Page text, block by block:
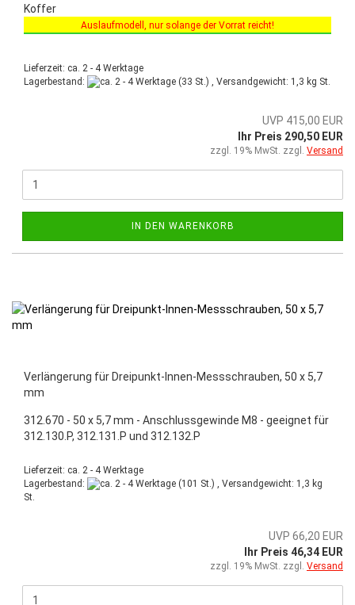
Koffer
Auslaufmodell, nur solange der Vorrat reicht!
Sonderaktion vom 03.03.2025 bis 30.06.2025!
Lieferzeit: ca. 2 - 4 Werktage
Lagerbestand:
(33 St.) , Versandgewicht: 1,3 kg St.
UVP 415,00 EUR
Ihr Preis 290,50 EUR
zzgl. 19% MwSt. zzgl. Versand
IN DEN WARENKORB
Verlängerung für Dreipunkt-Innen-Messschrauben, 50 x 5,7
mm
312.670 - 50 x 5,7 mm - Anschlussgewinde M8 - geeignet für
312.130.P, 312.131.P und 312.132.P
Lieferzeit: ca. 2 - 4 Werktage
Lagerbestand:
(101 St.) , Versandgewicht: 1,3 kg
St.
UVP 66,20 EUR
Ihr Preis 46,34 EUR
zzgl. 19% MwSt. zzgl. Versand